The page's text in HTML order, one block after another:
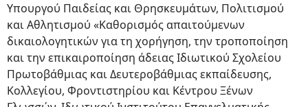
Υπουργού Παιδείας και Θρησκευμάτων, Πολιτισμού
και Αθλητισμού «Καθορισμός απαιτούμενων
δικαιολογητικών για τη χορήγηση, την τροποποίηση
και την επικαιροποίηση άδειας Ιδιωτικού Σχολείου
Πρωτοβάθμιας και Δευτεροβάθμιας εκπαίδευσης,
Κολλεγίου, Φροντιστηρίου και Κέντρου Ξένων